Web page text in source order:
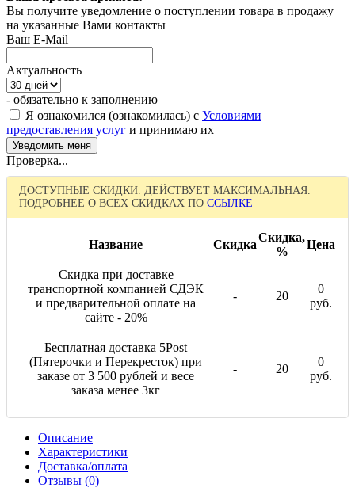
Вы получите уведомление о поступлении товара в продажу
на указанные Вами контакты
Ваш E-Mail
Актуальность
- обязательно к заполнению
Я ознакомился (ознакомилась) с Условиями
предоставления услуг и принимаю их
Проверка...
ДОСТУПНЫЕ СКИДКИ. ДЕЙСТВУЕТ МАКСИМАЛЬНАЯ.
ПОДРОБНЕЕ О ВСЕХ СКИДКАХ ПО ССЫЛКЕ
Название Скидка
Скидка,
%
Цена
Скидка при доставке
транспортной компанией СДЭК
и предварительной оплате на
сайте - 20%
- 20
0
руб.
Бесплатная доставка 5Post
(Пятерочки и Перекресток) при
заказе от 3 500 рублей и весе
заказа менее 3кг
- 20
0
руб.
Описание
Характеристики
Доставка/оплата
Отзывы (0)